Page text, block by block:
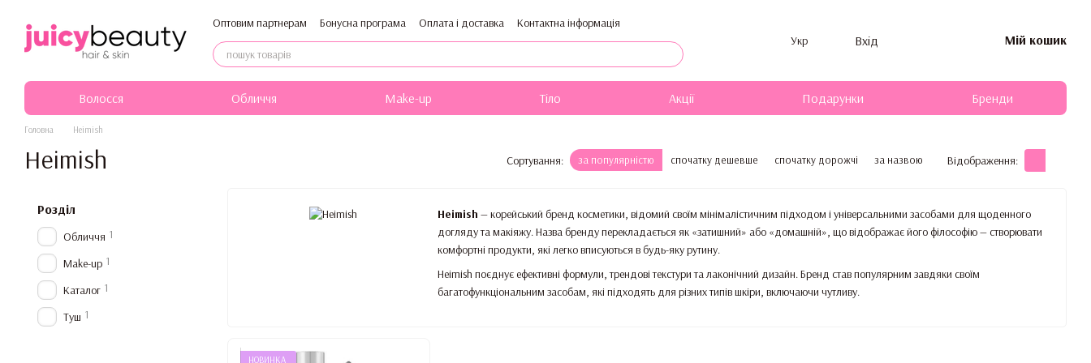
Оптовим партнерам Бонусна програма Оплата і доставка
Контактна інформація
Політика конфіденційності
Публічна оферта Блог Каталог Укр Вхід Мій кошик
Волосся Обличчя Make-up Тіло Акції Подарунки Бренди
Головна Heimish
Heimish Сортування: за популярністю спочатку дешевше спочатку дорожчі за назвою Відображення:
Heimish — корейський бренд косметики, відомий своїм мінімалістичним підходом і універсальними засобами для щоденного
догляду та макіяжу. Назва бренду перекладається як «затишний» або «домашній», що відображає його філософію — створювати
комфортні продукти, які легко вписуються в будь-яку рутину.
Heimish поєднує ефективні формули, трендові текстури та лаконічний дизайн. Бренд став популярним завдяки своїм
багатофункціональним засобам, які підходять для різних типів шкіри, включаючи чутливу.
НОВИНКА
Розділ
Обличчя 1
Make-up 1
Каталог 1
Туш 1